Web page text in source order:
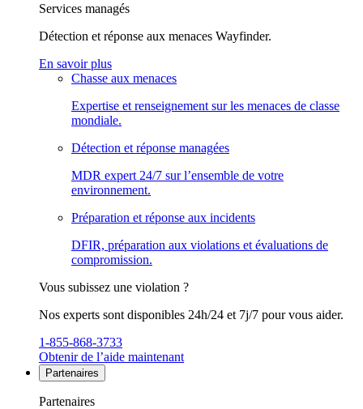
Services managés
Détection et réponse aux menaces Wayfinder.
En savoir plus
Chasse aux menaces
Expertise et renseignement sur les menaces de classe
mondiale.
Détection et réponse managées
MDR expert 24/7 sur l’ensemble de votre
environnement.
Préparation et réponse aux incidents
DFIR, préparation aux violations et évaluations de
compromission.
Vous subissez une violation ?
Nos experts sont disponibles 24h/24 et 7j/7 pour vous aider.
1-855-868-3733
Obtenir de l’aide maintenant
Partenaires
Partenaires